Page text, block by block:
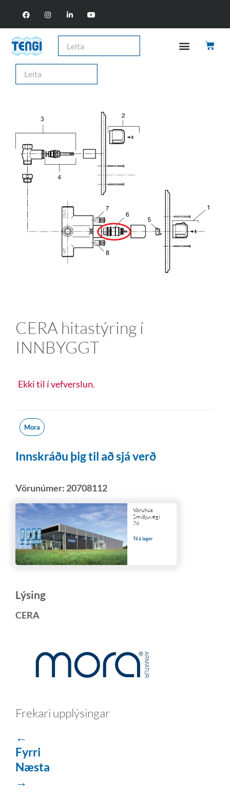
CERA hitastýring í
INNBYGGT
Ekki til í vefverslun.
Mora
Innskráðu þig til að sjá verð
Vörunúmer: 20708112
Vöruhús
Smiðjuvegi
76
Til á lager
Lýsing
CERA
Frekari upplýsingar
←
Fyrri
Næsta
→